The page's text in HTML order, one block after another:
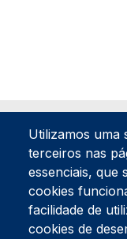
Tel:234 390 100
Utilizamos uma
terceiros nas
essenciais, que
cookies
facilidade de
cookies de